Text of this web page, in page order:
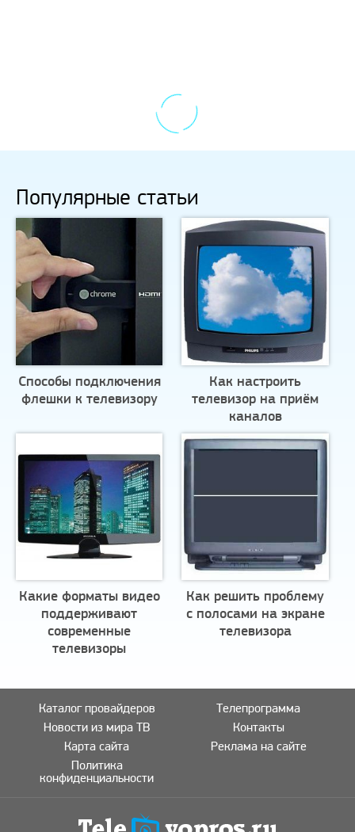
Популярные статьи
Способы подключения
флешки к телевизору
Как настроить
телевизор на приём
каналов
Какие форматы видео
поддерживают
современные
телевизоры
Как решить проблему
с полосами на экране
телевизора
Каталог провайдеров
Телепрограмма
Новости из мира ТВ
Контакты
Карта сайта
Реклама на сайте
Политика
конфиденциальности